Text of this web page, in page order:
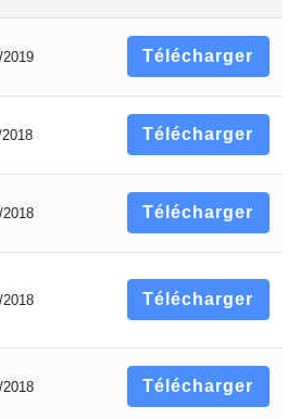
2019 Télécharger
Télécharger
2018 Télécharger
2018 Télécharger
2018 Télécharger